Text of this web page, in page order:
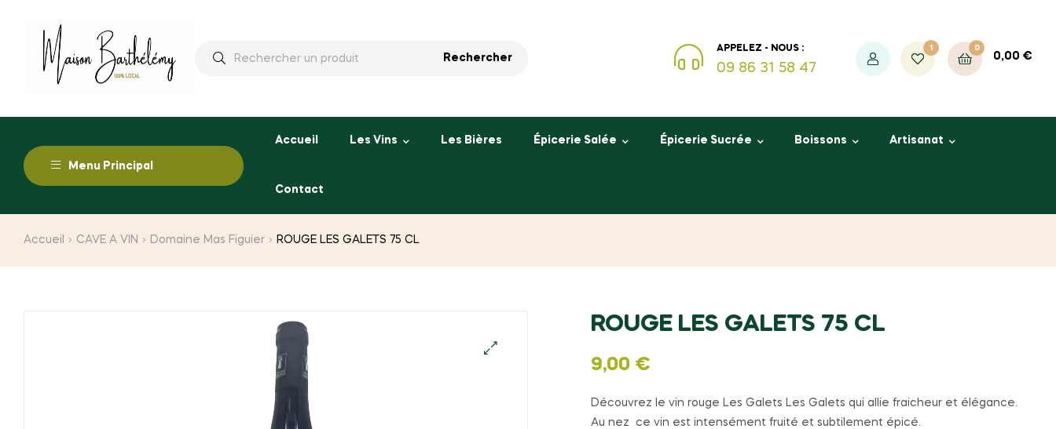
Rechercher
Rechercher
APPELEZ - NOUS :
09 86 31 58 47
1 0
0,00 €
Menu Principal
Accueil Les Vins Les Bières Épicerie Salée Épicerie Sucrée Boissons Artisanat
Contact
Accueil CAVE A VIN Domaine Mas Figuier ROUGE LES GALETS 75 CL
ROUGE LES GALETS 75 CL
9,00 €
Découvrez le vin rouge Les Galets Les Galets qui allie fraicheur et élégance.
Au nez ce vin est intensément fruité et subtilement épicé.